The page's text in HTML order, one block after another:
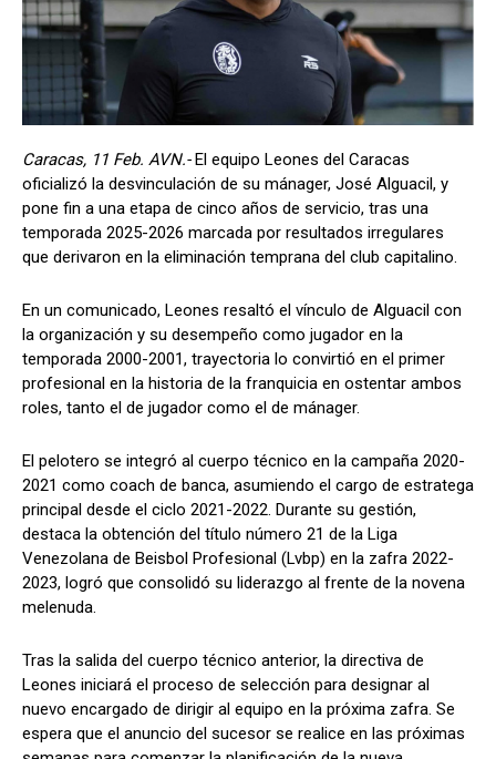
Caracas, 11 Feb. AVN.-El equipo Leones del Caracas
oficializó la desvinculación de su mánager, José Alguacil, y
pone fin a una etapa de cinco años de servicio, tras una
temporada 2025-2026 marcada por resultados irregulares
que derivaron en la eliminación temprana del club capitalino.
En un comunicado, Leones resaltó el vínculo de Alguacil con
la organización y su desempeño como jugador en la
temporada 2000-2001, trayectoria lo convirtió en el primer
profesional en la historia de la franquicia en ostentar ambos
roles, tanto el de jugador como el de mánager.
El pelotero se integró al cuerpo técnico en la campaña 2020-
2021 como coach de banca, asumiendo el cargo de estratega
principal desde el ciclo 2021-2022. Durante su gestión,
destaca la obtención del título número 21 de la Liga
Venezolana de Beisbol Profesional (Lvbp) en la zafra 2022-
2023, logró que consolidó su liderazgo al frente de la novena
melenuda.
Tras la salida del cuerpo técnico anterior, la directiva de
Leones iniciará el proceso de selección para designar al
nuevo encargado de dirigir al equipo en la próxima zafra. Se
espera que el anuncio del sucesor se realice en las próximas